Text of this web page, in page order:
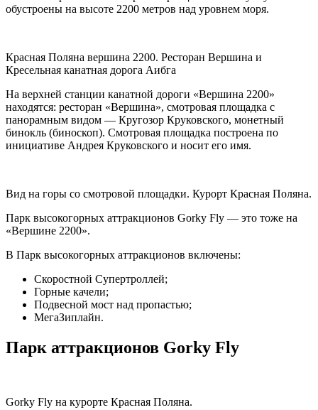
обустроены на высоте 2200 метров над уровнем моря.
Красная Поляна вершина 2200. Ресторан Вершина и
Кресельная канатная дорога Аибга
На верхней станции канатной дороги «Вершина 2200»
находятся: ресторан «Вершина», смотровая площадка с
панорамным видом — Кругозор Круковского, монетный
бинокль (биноскоп). Смотровая площадка построена по
инициативе Андрея Круковского и носит его имя.
Вид на горы со смотровой площадки. Курорт Красная Поляна.
Парк высокогорных аттракционов Gorky Fly — это тоже на
«Вершине 2200».
В Парк высокогорных аттракционов включены:
Скоростной Супертроллей;
Горные качели;
Подвесной мост над пропастью;
МегаЗиплайн.
Парк аттракционов Gorky Fly
Gorky Fly на курорте Красная Поляна.